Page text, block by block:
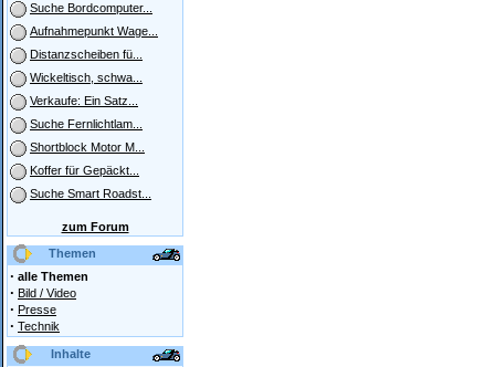
Suche Bordcomputer...
Aufnahmepunkt Wage...
Distanzscheiben fü...
Wickeltisch, schwa...
Verkaufe: Ein Satz...
Suche Fernlichtlam...
Shortblock Motor M...
Koffer für Gepäckt...
Suche Smart Roadst...
zum Forum
Themen
· alle Themen
· Bild / Video
· Presse
· Technik
Inhalte